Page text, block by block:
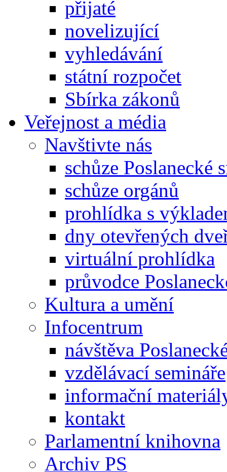
přijaté
novelizující
vyhledávání
státní rozpočet
Sbírka zákonů
Veřejnost a média
Navštivte nás
schůze Poslanecké
schůze orgánů
prohlídka s
dny otevřených
virtuální prohlídka
průvodce
Kultura a umění
Infocentrum
návštěva
vzdělávací semináře
informační
kontakt
Parlamentní knihovna
Archiv PS